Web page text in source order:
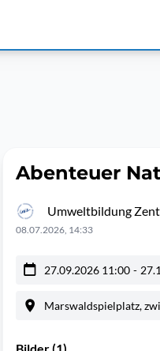
Abenteuer
Umweltbildung
08.07.2026, 14:33
27.09.2026 11:00 -
Marswaldspielplatz,